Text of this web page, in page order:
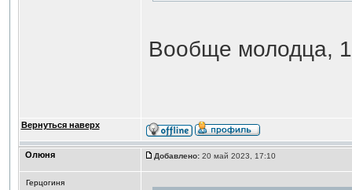
Вообще молодца,
Вернуться наверх
Олюня Добавлено:20 май 2023, 17:10
Герцогиня